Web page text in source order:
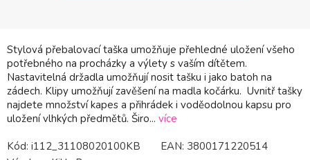
Stylová přebalovací taška umožňuje přehledné uložení všeho
potřebného na procházky a výlety s vaším dítětem.
Nastavitelná držadla umožňují nosit tašku i jako batoh na
zádech. Klipy umožňují zavěšení na madla kočárku. Uvnitř tašky
najdete množství kapes a přihrádek i voděodolnou kapsu pro
uložení vlhkých předmětů. Širo... více
Kód: i112_31108020100KB EAN: 3800171220514